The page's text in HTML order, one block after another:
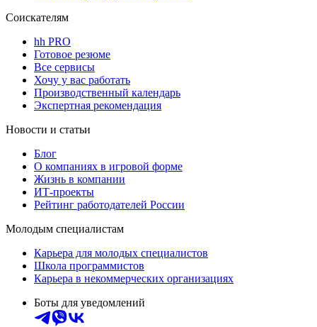
Соискателям
hh PRO
Готовое резюме
Все сервисы
Хочу у вас работать
Производственный календарь
Экспертная рекомендация
Новости и статьи
Блог
О компаниях в игровой форме
Жизнь в компании
ИТ-проекты
Рейтинг работодателей России
Молодым специалистам
Карьера для молодых специалистов
Школа программистов
Карьера в некоммерческих организациях
Боты для уведомлений